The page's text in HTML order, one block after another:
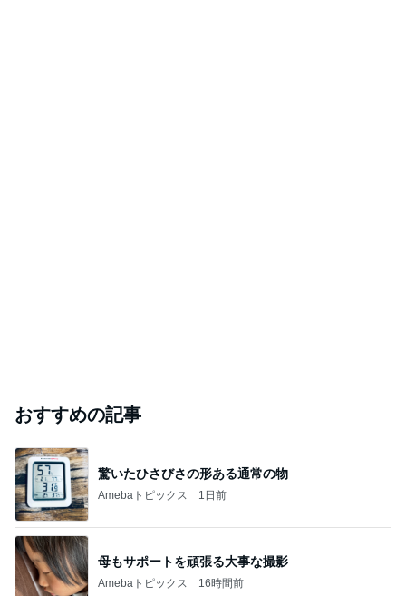
おすすめの記事
驚いたひさびさの形ある通常の物
Amebaトピックス 1日前
母もサポートを頑張る大事な撮影
Amebaトピックス 16時間前